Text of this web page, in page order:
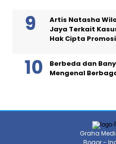
Artis Natasha
Jaya Terkait
Hak Cipta
Berbeda dan
Mengenal
Graha
Bogor -